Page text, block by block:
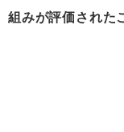
組みが評価された